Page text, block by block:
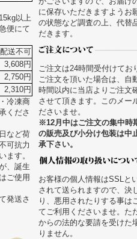
以上
便にて
配送不可
3,608円
2,750円
2,310円
冷凍商
くださ
など荷
可抗力
ます。
、誕生
ご使用
発送さ
に保存いただきますようお
の状態など調査の上、代替
だきます。
ご注文は24時間受付けてお
ご注文を頂いた場合は、自
時間以内に当店よりご注文
させて頂きます。このメー
ださいませ。
※12月中はご注文の集中時
の販売及び小分け包装は中
承下さい。
お客様の個人情報はSSLと
されて送られますので、決
り、悪用されたりする事は
てご利用くださいませ。た
からの法的な要請を受けた
りません。